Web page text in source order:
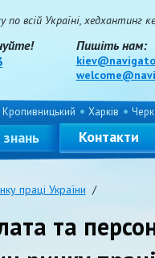
всій Україні, хедхантинг
Пишіть нам:
Кропивницький Харків
Контакти
праці України /
та